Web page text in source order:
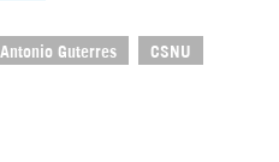
Antonio Guterres CSNU